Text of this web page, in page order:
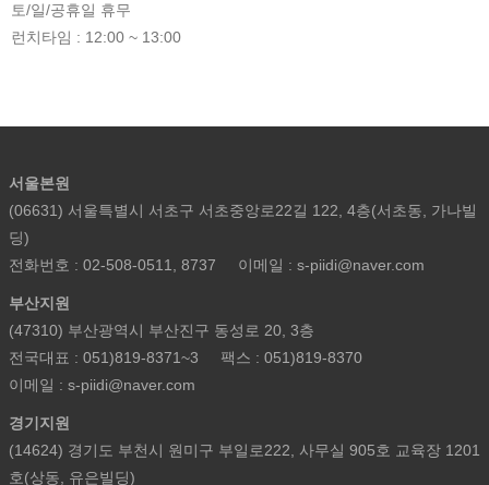
토/일/공휴일 휴무
런치타임 : 12:00 ~ 13:00
서울본원
(06631) 서울특별시 서초구 서초중앙로22길 122, 4층(서초동, 가나빌
딩)
전화번호 : 02-508-0511, 8737
이메일 : s-piidi@naver.com
부산지원
(47310) 부산광역시 부산진구 동성로 20, 3층
전국대표 : 051)819-8371~3
팩스 : 051)819-8370
이메일 : s-piidi@naver.com
경기지원
(14624) 경기도 부천시 원미구 부일로222, 사무실 905호 교육장 1201
호(상동, 유은빌딩)